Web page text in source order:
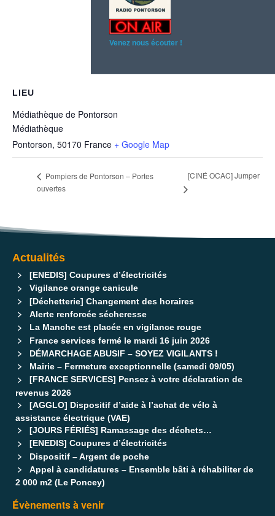
Venez nous écouter !
LIEU
Médiathèque de Pontorson
Médiathèque
Pontorson, 50170 France + Google Map
Pompiers de Pontorson – Portes
ouvertes
[CINÉ OCAC] Jumper
Actualités
[ENEDIS] Coupures d’électricités
Vigilance orange canicule
[Déchetterie] Changement des horaires
Alerte renforcée sécheresse
La Manche est placée en vigilance rouge
France services fermé le mardi 16 juin 2026
DÉMARCHAGE ABUSIF – SOYEZ VIGILANTS !
Mairie – Fermeture exceptionnelle (samedi 09/05)
[FRANCE SERVICES] Pensez à votre déclaration de
revenus 2026
[AGGLO] Dispositif d’aide à l’achat de vélo à
assistance électrique (VAE)
[JOURS FÉRIÉS] Ramassage des déchets…
[ENEDIS] Coupures d’électricités
Dispositif – Argent de poche
Appel à candidatures – Ensemble bâti à réhabiliter de
2 000 m2 (Le Poncey)
Évènements à venir